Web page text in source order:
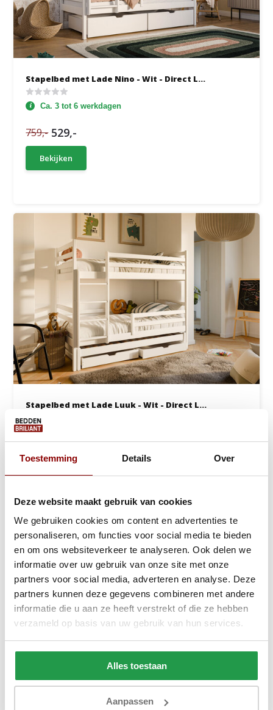
Toestemming Details Over
Deze website maakt gebruik van cookies
We gebruiken cookies om content en advertenties te
personaliseren, om functies voor social media te bieden
en om ons websiteverkeer te analyseren. Ook delen we
informatie over uw gebruik van onze site met onze
partners voor social media, adverteren en analyse. Deze
partners kunnen deze gegevens combineren met andere
informatie die u aan ze heeft verstrekt of die ze hebben
verzameld op basis van uw gebruik van hun services.
Alles toestaan
Aanpassen
Stapelbed met Lade Nino - Wit - Direct L...
Ca. 3 tot 6 werkdagen
759,- 529,-
Bekijken
Stapelbed met Lade Luuk - Wit - Direct L...
Ca. 3 tot 6 werkdagen
789,- 549,-